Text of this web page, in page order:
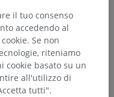
traduzione o
il tuo consenso
accedendo al
Se non
riteniamo
cookie basato su un
all'utilizzo di
tutti".